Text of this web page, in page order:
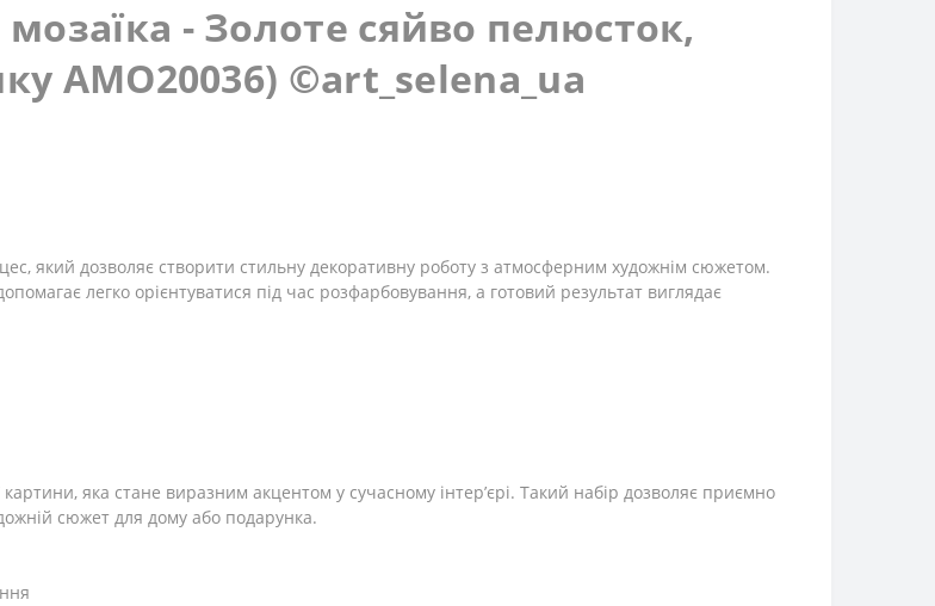
- Золоте сяйво пелюсток,
AMO20036) ©art_selena_ua
який дозволяє створити стильну декоративну роботу з атмосферним художнім сюжетом.
легко орієнтуватися під час розфарбовування, а готовий результат виглядає
яка стане виразним акцентом у сучасному інтер’єрі. Такий набір дозволяє приємно
сюжет для дому або подарунка.